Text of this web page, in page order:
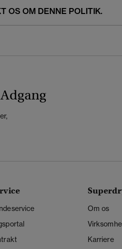
OS OM DENNE POLITIK.
Om os
Karriere